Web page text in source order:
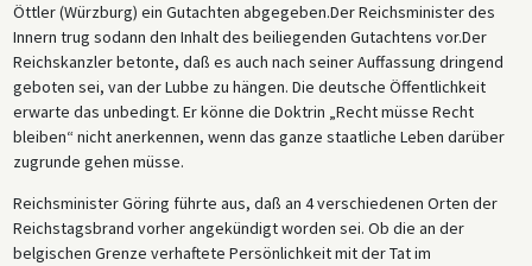
Öttler (Würzburg) ein Gutachten abgegeben.Der Reichsminister des
Innern trug sodann den Inhalt des beiliegenden Gutachtens vor.Der
Reichskanzler betonte, daß es auch nach seiner Auffassung dringend
geboten sei, van der Lubbe zu hängen. Die deutsche Öffentlichkeit
erwarte das unbedingt. Er könne die Doktrin „Recht müsse Recht
bleiben“ nicht anerkennen, wenn das ganze staatliche Leben darüber
zugrunde gehen müsse.
Reichsminister Göring führte aus, daß an 4 verschiedenen Orten der
Reichstagsbrand vorher angekündigt worden sei. Ob die an der
belgischen Grenze verhaftete Persönlichkeit mit der Tat im